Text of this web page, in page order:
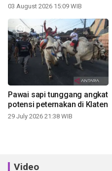
03 August 2026 15:09 WIB
Pawai sapi tunggang angkat
potensi peternakan di Klaten
29 July 2026 21:38 WIB
Video